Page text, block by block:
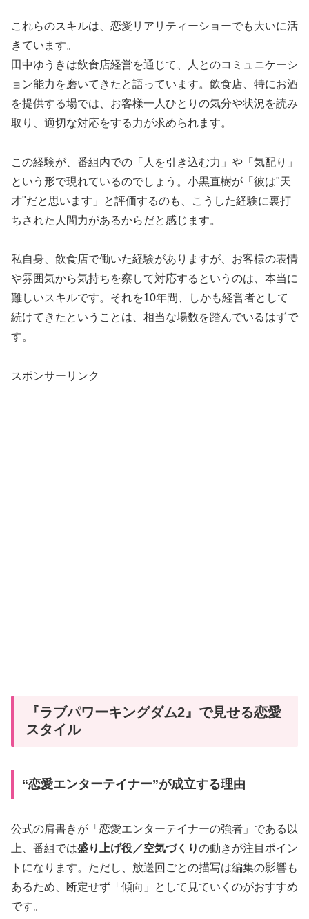
これらのスキルは、恋愛リアリティーショーでも大いに活
きています。
田中ゆうきは飲食店経営を通じて、人とのコミュニケーシ
ョン能力を磨いてきたと語っています。飲食店、特にお酒
を提供する場では、お客様一人ひとりの気分や状況を読み
取り、適切な対応をする力が求められます。
この経験が、番組内での「人を引き込む力」や「気配り」
という形で現れているのでしょう。小黒直樹が「彼は"天
才"だと思います」と評価するのも、こうした経験に裏打
ちされた人間力があるからだと感じます。
私自身、飲食店で働いた経験がありますが、お客様の表情
や雰囲気から気持ちを察して対応するというのは、本当に
難しいスキルです。それを10年間、しかも経営者として
続けてきたということは、相当な場数を踏んでいるはずで
す。
スポンサーリンク
『ラブパワーキングダム2』で見せる恋愛
スタイル
“恋愛エンターテイナー”が成立する理由
公式の肩書きが「恋愛エンターテイナーの強者」である以
上、番組では盛り上げ役／空気づくりの動きが注目ポイン
トになります。ただし、放送回ごとの描写は編集の影響も
あるため、断定せず「傾向」として見ていくのがおすすめ
です。